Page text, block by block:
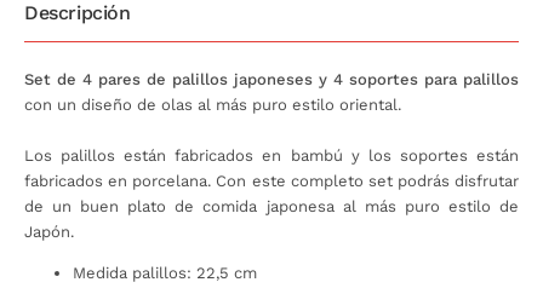
Descripción
Set de 4 pares de palillos japoneses y 4 soportes para palillos
con un diseño de olas al más puro estilo oriental.
Los palillos están fabricados en bambú y los soportes están
fabricados en porcelana. Con este completo set podrás disfrutar
de un buen plato de comida japonesa al más puro estilo de
Japón.
Medida palillos: 22,5 cm